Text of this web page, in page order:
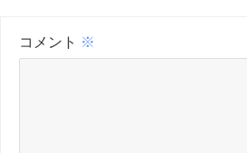
コメント ※